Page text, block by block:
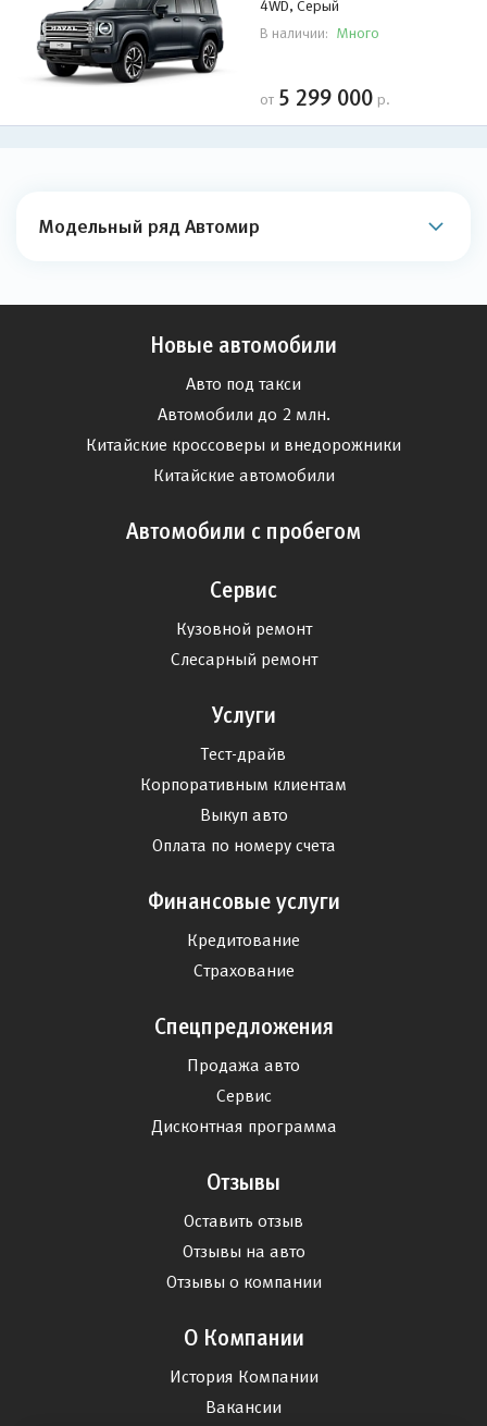
4WD, Серый
В наличии: Много
от 5 299 000 р.
Модельный ряд Автомир
Новые автомобили
Авто под такси
Автомобили до 2 млн.
Китайские кроссоверы и внедорожники
Китайские автомобили
Автомобили с пробегом
Сервис
Кузовной ремонт
Слесарный ремонт
Услуги
Тест-драйв
Корпоративным клиентам
Выкуп авто
Оплата по номеру счета
Финансовые услуги
Кредитование
Страхование
Спецпредложения
Продажа авто
Сервис
Дисконтная программа
Отзывы
Оставить отзыв
Отзывы на авто
Отзывы о компании
О Компании
История Компании
Вакансии